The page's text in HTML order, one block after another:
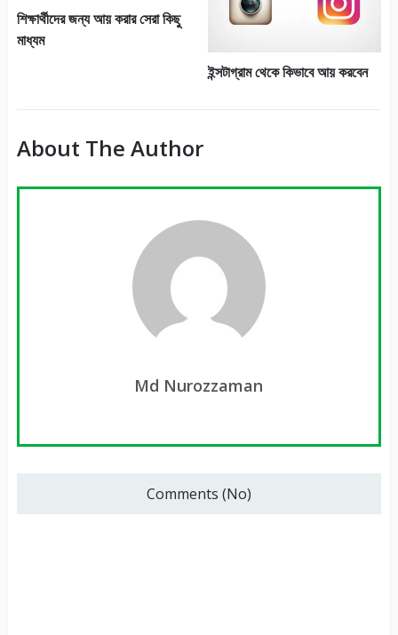
শিক্ষার্থীদের জন্য আয় করার সেরা কিছু
মাধ্যম
ইন্সটাগ্রাম থেকে কিভাবে আয় করবেন
About The Author
Md Nurozzaman
Comments (No)